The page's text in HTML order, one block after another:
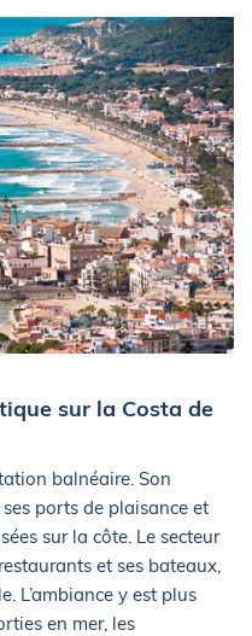
sur la Costa de
balnéaire. Son
ports de plaisance et
sur la côte. Le secteur
et ses bateaux,
L’ambiance y est plus
en mer, les